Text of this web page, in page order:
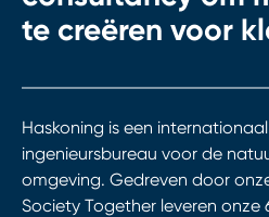
te creëren voor
Haskoning is een
ingenieursbureau voor de
omgeving. Gedreven door
Society Together leveren onze